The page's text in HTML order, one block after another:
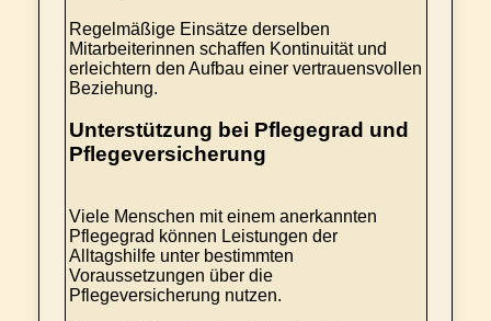
Regelmäßige Einsätze derselben
Mitarbeiterinnen schaffen Kontinuität und
erleichtern den Aufbau einer vertrauensvollen
Beziehung.
Unterstützung bei Pflegegrad und
Pflegeversicherung
Viele Menschen mit einem anerkannten
Pflegegrad können Leistungen der
Alltagshilfe unter bestimmten
Voraussetzungen über die
Pflegeversicherung nutzen.